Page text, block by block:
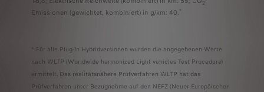
2
Emissionen (gewichtet, kombiniert) in g/km: 40.*
* Für alle Plug-In Hybridversionen wurden die angegebenen Werte
nach WLTP (Worldwide harmonized Light vehicles Test Procedure)
ermittelt. Das realitätsnähere Prüfverfahren WLTP hat das
Prüfverfahren unter Bezugnahme auf den NEFZ (Neuer Europäischer